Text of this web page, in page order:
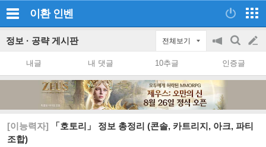
이환 인벤
정보 · 공략 게시판 전체보기
공
on/off
검
색
글
쓰
내글 내 댓글 10추글 인증글
[이능력자] 「호토리」 정보 총정리 (콘솔, 카트리지, 아크, 파티
조합)